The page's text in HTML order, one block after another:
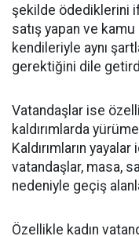
şekilde ödediklerini
satış yapan ve kamu
kendileriyle aynı
gerektiğini dile
Vatandaşlar ise
kaldırımlarda
Kaldırımların yayalar
vatandaşlar, masa,
nedeniyle geçiş
Özellikle kadın